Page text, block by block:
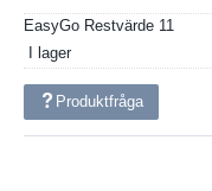
EasyGo Restvärde 11
I lager
Produktfråga